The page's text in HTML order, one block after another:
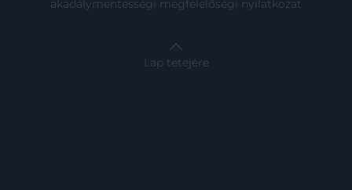
akadálymentességi megfelelőségi nyilatkozat
Lap tetejére